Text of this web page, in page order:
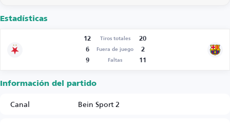
Estadísticas
12 Tiros totales
20
6
Fuera de juego
2
9
Faltas 11
Información del partido
Canal
Bein Sport 2